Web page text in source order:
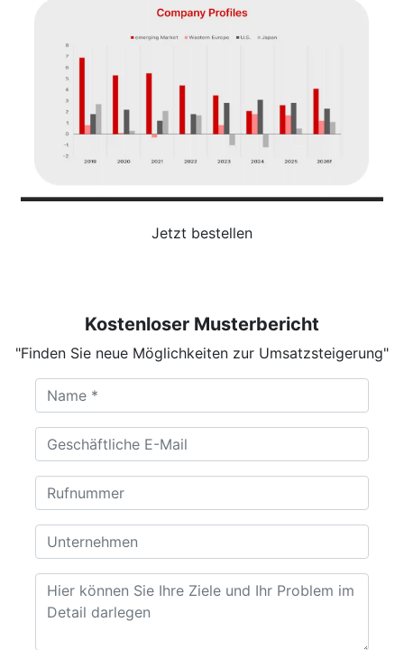
Jetzt bestellen
Kostenloser Musterbericht
"Finden Sie neue Möglichkeiten zur Umsatzsteigerung"